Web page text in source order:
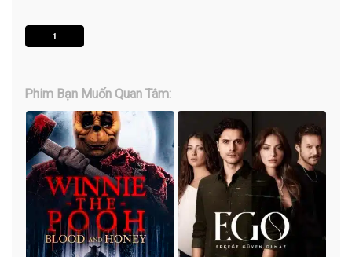
1
Phim Bạn Muốn Quan Tâm: